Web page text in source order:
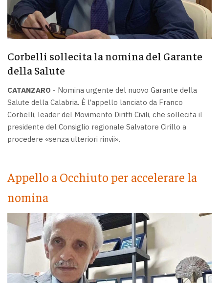
Corbelli sollecita la nomina del Garante
della Salute
CATANZARO - Nomina urgente del nuovo Garante della
Salute della Calabria. È l’appello lanciato da Franco
Corbelli, leader del Movimento Diritti Civili, che sollecita il
presidente del Consiglio regionale Salvatore Cirillo a
procedere «senza ulteriori rinvii».
Appello a Occhiuto per accelerare la
nomina